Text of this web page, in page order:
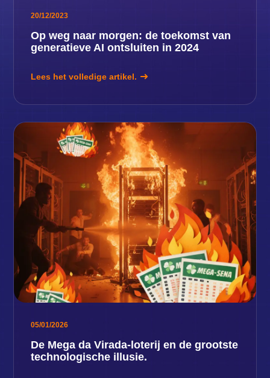
20/12/2023
Op weg naar morgen: de toekomst van
generatieve AI ontsluiten in 2024
Lees het volledige artikel.
05/01/2026
De Mega da Virada-loterij en de grootste
technologische illusie.